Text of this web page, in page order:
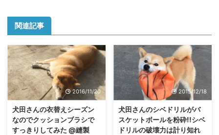
関連記事
2016/11/20
犬田さんの衣替えシーズン
なのでクッションブラシで
すっきりしてみた @縫製
2015/12/18
犬田さんのシベドリルがバ
スケットボールを粉砕!!シベ
ドリルの破壊力は計り知れ